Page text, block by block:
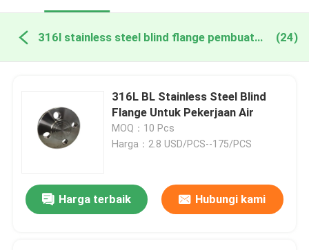
316l stainless steel blind flange pembuatan online (24)
316L BL Stainless Steel Blind
Flange Untuk Pekerjaan Air
MOQ：10 Pcs
Harga：2.8 USD/PCS--175/PCS
Harga terbaik Hubungi kami